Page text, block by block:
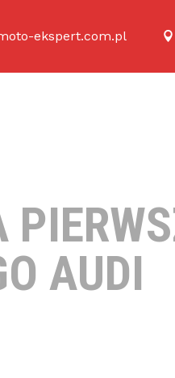
ekspert.com.pl
AUDI